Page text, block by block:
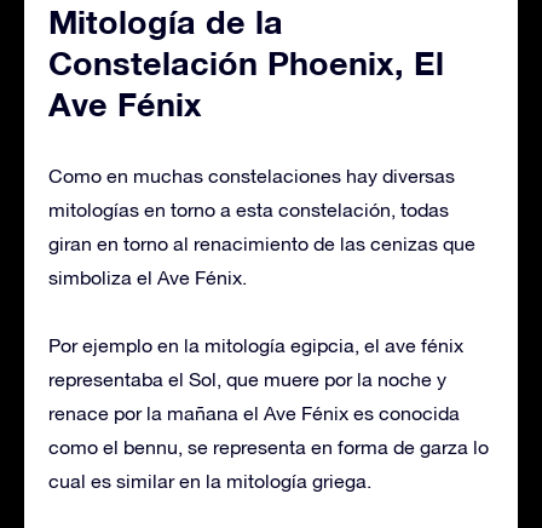
Mitología de la
Constelación Phoenix, El
Ave Fénix
Como en muchas constelaciones hay diversas
mitologías en torno a esta constelación, todas
giran en torno al renacimiento de las cenizas que
simboliza el Ave Fénix.
Por ejemplo en la mitología egipcia, el ave fénix
representaba el Sol, que muere por la noche y
renace por la mañana el Ave Fénix es conocida
como el bennu, se representa en forma de garza lo
cual es similar en la mitología griega.